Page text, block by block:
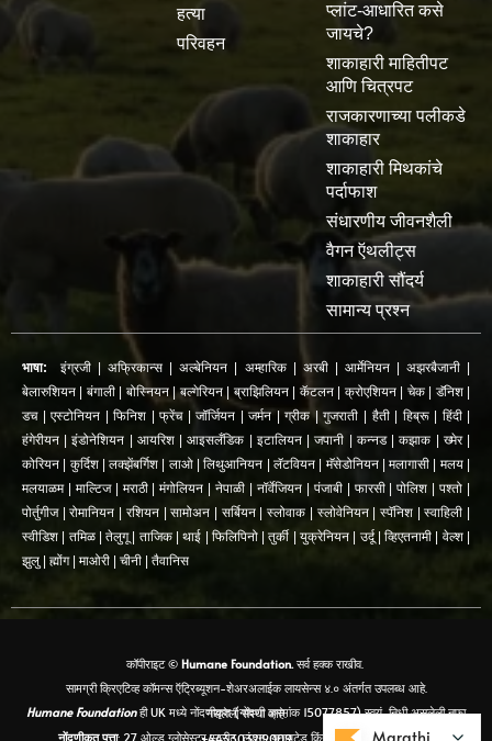
हत्या
परिवहन
प्लांट-आधारित कसे
जायचे?
शाकाहारी माहितीपट
आणि चित्रपट
राजकारणाच्या पलीकडे
शाकाहार
शाकाहारी मिथकांचे
पर्दाफाश
संधारणीय जीवनशैली
वैगन ऍथलीट्स
शाकाहारी सौंदर्य
सामान्य प्रश्न
भाषा: इंग्रजी |अफ्रिकान्स |अल्बेनियन अम्हारिक| अरबी| आर्मेनियन| अझरबैजानी|
बेलारुशियन
बंगाली| बोस्नियन|बल्गेरियन| ब्राझिलियन| कॅटलन| क्रोएशियन| चेक| डॅनिश|
डच|एस्टोनियन |फिनिश |फ्रेंच|जॉर्जियन |जर्मन|ग्रीक|गुजराती हैती| हिब्रू| हिंदी|
हंगेरीयन |इंडोनेशियन आयरिश|आइसलँडिक इटालियन|जपानी कन्नड|कझाक ख्मेर|
कोरियन
कुर्दिश|लक्झेंबर्गिश लाओ|लिथुआनियन लॅटवियन| मॅसेडोनियन|मलागासी मलय|
मलयाळम| माल्टिज| मराठी|मंगोलियन |नेपाळी नॉर्वेजियन| पंजाबी| फारसी|पोलिश |पश्तो
पोर्तुगीज|रोमानियन रशियन|सामोअन सर्बियन|स्लोवाक स्लोवेनियन| स्पॅनिश|स्वाहिली
स्वीडिश
तमिळ|तेलुगू| ताजिक|थाई फिलिपिनो|तुर्की |युक्रेनियन उर्दू|व्हिएतनामी वेल्श|
झुलु
ह्मोंग| माओरी चीनी तैवानिस
कॉपीराइट © Humane Foundation.सर्व हक्क राखीव.
सामग्री क्रिएटिव्ह कॉमन्स ऍट्रिब्यूशन-शेअरअलाईक लायसेन्स ४.० अंतर्गत उपलब्ध आहे.
Humane Foundation
ही UK मध्ये नोंदणीकृत (नोंदणी क्रमांक 15077857) स्वयं-निधी असलेली नफा नसलेली संस्था आहे.
नोंदणीकृत पत्ता